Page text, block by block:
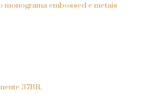
embossed e metais
37BR.